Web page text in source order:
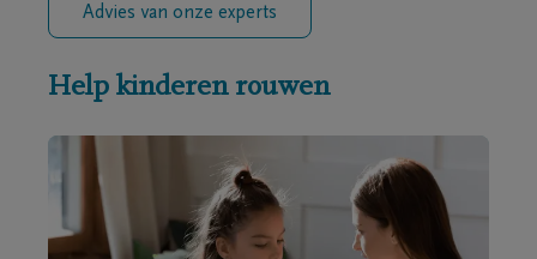
Advies van onze experts
Help kinderen rouwen